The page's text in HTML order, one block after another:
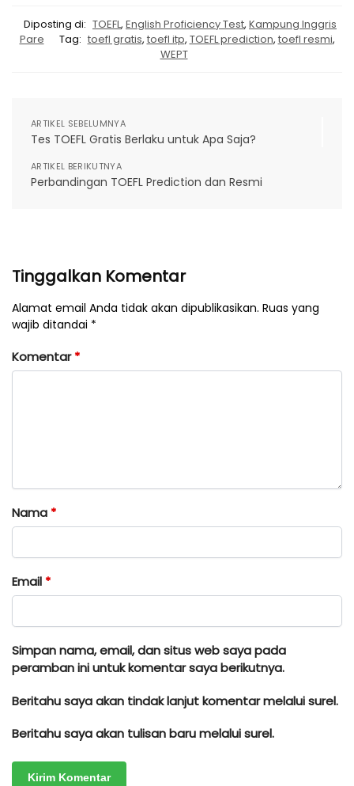
Diposting di: TOEFL, English Proficiency Test, Kampung Inggris
Pare
Tag: toefl gratis, toefl itp, TOEFL prediction, toefl resmi,
WEPT
ARTIKEL SEBELUMNYA
Tes TOEFL Gratis Berlaku untuk Apa Saja?
ARTIKEL BERIKUTNYA
Perbandingan TOEFL Prediction dan Resmi
Tinggalkan Komentar
Alamat email Anda tidak akan dipublikasikan. Ruas yang
wajib ditandai *
Komentar*
Nama *
Email *
Simpan nama, email, dan situs web saya pada
peramban ini untuk komentar saya berikutnya.
Beritahu saya akan tindak lanjut komentar melalui surel.
Beritahu saya akan tulisan baru melalui surel.